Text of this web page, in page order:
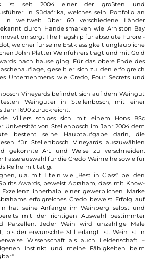
ist seit 2004 einer der größten und
in Südafrika, welches sein Portfolio an
in weltweit über 60 verschiedene Länder
durch Handelsmarken wie Arniston Bay
sorgt The Flagship für absolute Furore -
welcher für seine Erstklassigkeit unglaubliche
John Platter Weinführers trägt und mit Gold
nach hause ging. Für das obere Ende des
gesellt er sich zu den erfolgreich
Unternehmens wie Credo, Four Secrets und
Vineyards befindet sich auf dem Weingut
Weingüter in Stellenbosch, mit einer
Jahr 1690 zurückreicht.
Villiers schloss sich mit einem Hons BSc
Universität von Stellenbosch im Jahr 2004 dem
besteht seine Hauptaufgabe darin, die
für Stellenbosch Vineyards auszuwählen
gekonnte Art und Weise zu verschneiden.
für die Credo Weinreihe sowie für
Reihe mit tätig.
u.a. mit Titeln wie „Best in Class“ bei den
Awards, beweist Abraham, dass mit Know-
innerhalb einer gewerblichen Marke
erfolgreiches Credo beweist Erfolg auf
hat seine Anfänge im Weinberg selbst und
mit der richtigen Auswahl bestimmter
Parzellen. Jeder Wein wird unzählige Male
bis der erwünschte Stil erlangt ist. Wein ist in
Wissenschaft als auch Leidenschaft –
Instinkt und meine Fähigkeiten beim